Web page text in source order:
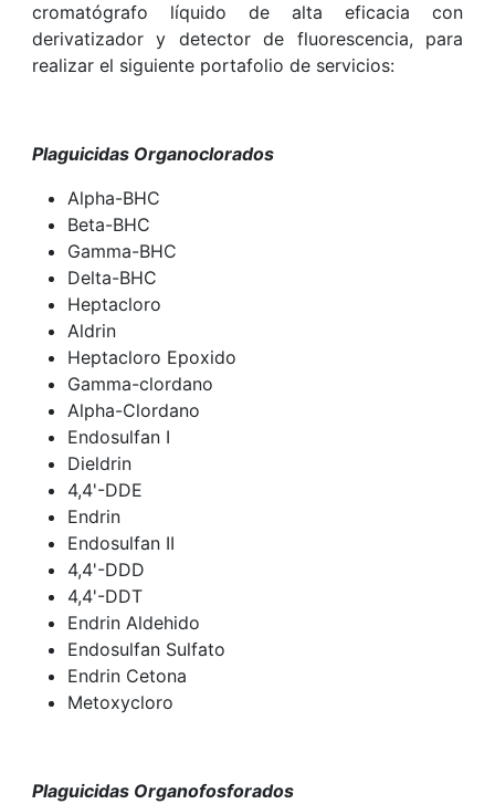
cromatógrafo líquido de alta eficacia con
derivatizador y detector de fluorescencia, para
realizar el siguiente portafolio de servicios:
Plaguicidas Organoclorados
Alpha-BHC
Beta-BHC
Gamma-BHC
Delta-BHC
Heptacloro
Aldrin
Heptacloro Epoxido
Gamma-clordano
Alpha-Clordano
Endosulfan I
Dieldrin
4,4'-DDE
Endrin
Endosulfan II
4,4'-DDD
4,4'-DDT
Endrin Aldehido
Endosulfan Sulfato
Endrin Cetona
Metoxycloro
Plaguicidas Organofosforados